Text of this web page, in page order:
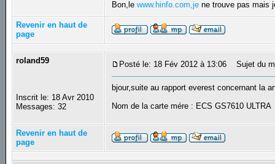
Bon,lewww.hinfo.com,je ne trouve pas mais
Revenir en haut de
page
roland59
Inscrit le: 18 Avr 2010
Messages: 32
Posté le: 18 Fév 2012 à 13:06 Sujet du
bjour,suite au rapport everest concernant la
Nom de la carte mére : ECS GS7610 ULTRA
Revenir en haut de
page